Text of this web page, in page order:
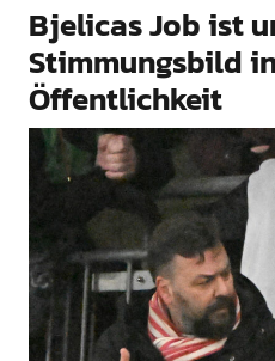
Bjelicas Job ist
Stimmungsbild
Öffentlichkeit